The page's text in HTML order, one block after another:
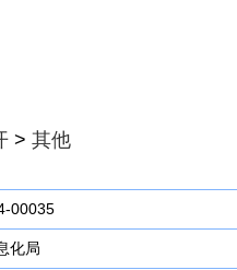
> 其他
00035
化局